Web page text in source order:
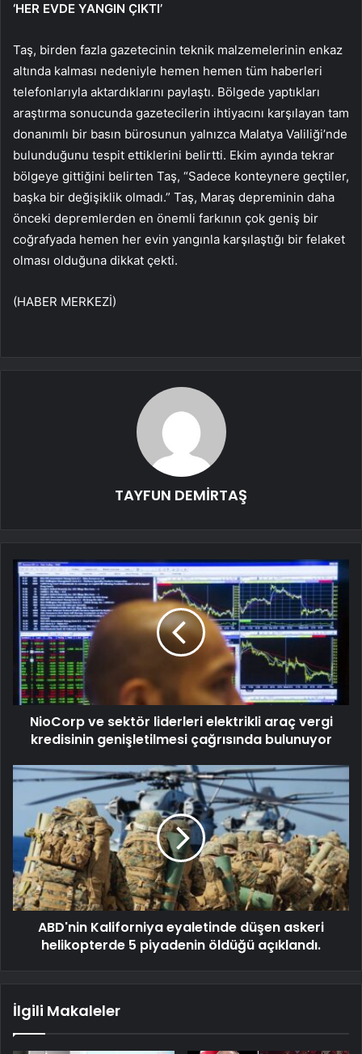
‘HER EVDE YANGIN ÇIKTI’
Taş, birden fazla gazetecinin teknik malzemelerinin enkaz
altında kalması nedeniyle hemen hemen tüm haberleri
telefonlarıyla aktardıklarını paylaştı. Bölgede yaptıkları
araştırma sonucunda gazetecilerin ihtiyacını karşılayan tam
donanımlı bir basın bürosunun yalnızca Malatya Valiliği’nde
bulunduğunu tespit ettiklerini belirtti. Ekim ayında tekrar
bölgeye gittiğini belirten Taş, “Sadece konteynere geçtiler,
başka bir değişiklik olmadı.” Taş, Maraş depreminin daha
önceki depremlerden en önemli farkının çok geniş bir
coğrafyada hemen her evin yangınla karşılaştığı bir felaket
olması olduğuna dikkat çekti.
(HABER MERKEZİ)
TAYFUN DEMİRTAŞ
NioCorp ve sektör liderleri elektrikli araç vergi
kredisinin genişletilmesi çağrısında bulunuyor
ABD'nin Kaliforniya eyaletinde düşen askeri
helikopterde 5 piyadenin öldüğü açıklandı.
İlgili Makaleler